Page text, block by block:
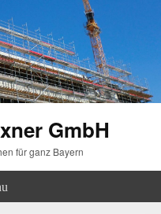
GmbH
für ganz Bayern